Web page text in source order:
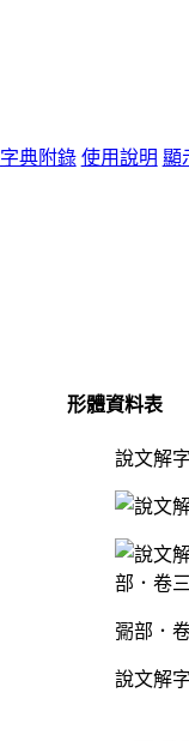
字典附錄 使用說明 顯
形體資料表
說文解
䰜部．
說文解